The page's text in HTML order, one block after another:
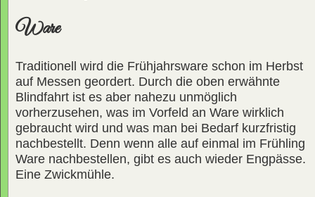
Ware
Traditionell wird die Frühjahrsware schon im Herbst
auf Messen geordert. Durch die oben erwähnte
Blindfahrt ist es aber nahezu unmöglich
vorherzusehen, was im Vorfeld an Ware wirklich
gebraucht wird und was man bei Bedarf kurzfristig
nachbestellt. Denn wenn alle auf einmal im Frühling
Ware nachbestellen, gibt es auch wieder Engpässe.
Eine Zwickmühle.